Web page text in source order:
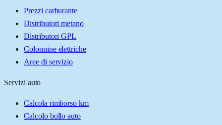
Prezzi carburante
Distributori metano
Distributori GPL
Colonnine elettriche
Aree di servizio
Servizi auto
Calcola rimborso km
Calcolo bollo auto